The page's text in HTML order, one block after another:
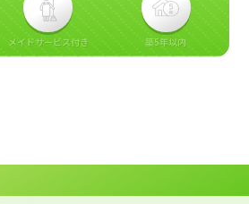
メイドサービス付き 築5年以内